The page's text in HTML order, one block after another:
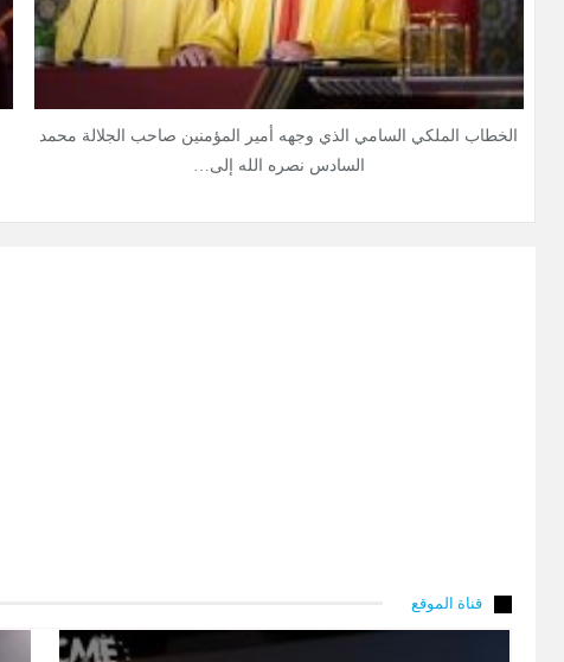
الخطاب الملكي السامي الذي وجهه أمير المؤمنين صاحب الجلالة محمد
السادس نصره الله إلى…
قناة الموقع